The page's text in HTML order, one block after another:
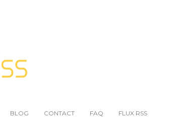
BLOG CONTACT FAQ FLUX RSS